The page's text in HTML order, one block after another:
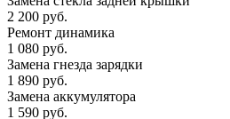
2 200 руб.
Ремонт динамика
1 080 руб.
Замена гнезда зарядки
1 890 руб.
Замена аккумулятора
1 590 руб.